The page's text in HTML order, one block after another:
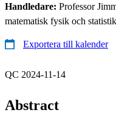
Handledare: Professor
matematisk fysik och statistik
Exportera till kalender
QC 2024-11-14
Abstract